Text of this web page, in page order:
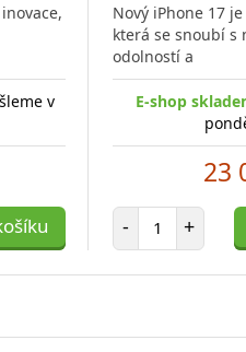
porovnání
v
Nový iPhone 17
která se snoubí s
odolností a
E-shop
23
- Počet
+